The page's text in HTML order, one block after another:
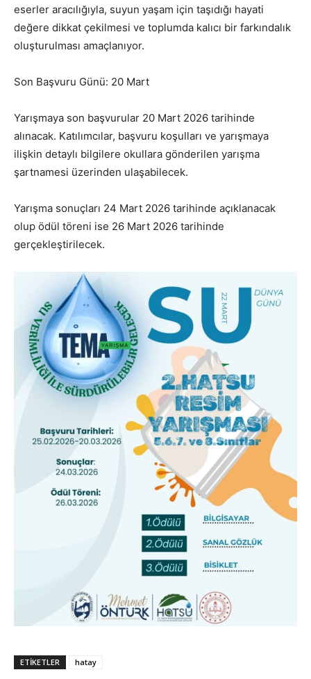
eserler aracılığıyla, suyun yaşam için taşıdığı hayati
değere dikkat çekilmesi ve toplumda kalıcı bir farkındalık
oluşturulması amaçlanıyor.
Son Başvuru Günü: 20 Mart
Yarışmaya son başvurular 20 Mart 2026 tarihinde
alınacak. Katılımcılar, başvuru koşulları ve yarışmaya
ilişkin detaylı bilgilere okullara gönderilen yarışma
şartnamesi üzerinden ulaşabilecek.
Yarışma sonuçları 24 Mart 2026 tarihinde açıklanacak
olup ödül töreni ise 26 Mart 2026 tarihinde
gerçekleştirilecek.
ETIKETLER hatay